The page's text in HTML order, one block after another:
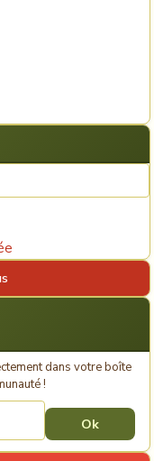
dans votre boîte
!